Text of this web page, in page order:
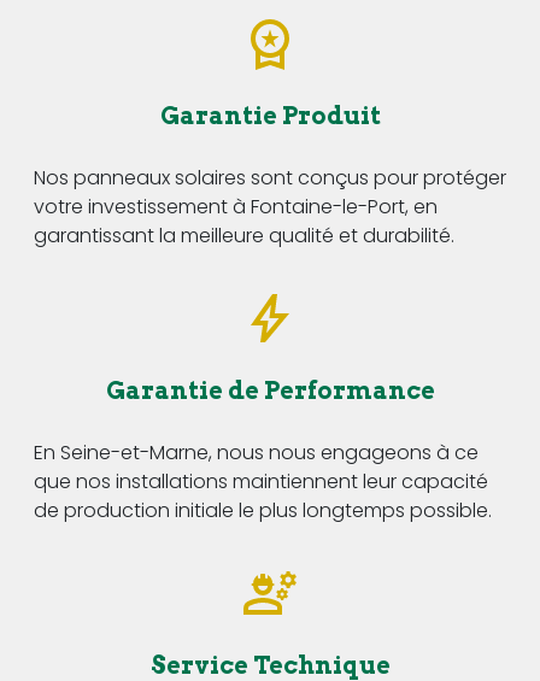
Garantie Produit
Nos panneaux solaires sont conçus pour protéger
votre investissement à Fontaine-le-Port, en
garantissant la meilleure qualité et durabilité.
Garantie de Performance
En Seine-et-Marne, nous nous engageons à ce
que nos installations maintiennent leur capacité
de production initiale le plus longtemps possible.
Service Technique